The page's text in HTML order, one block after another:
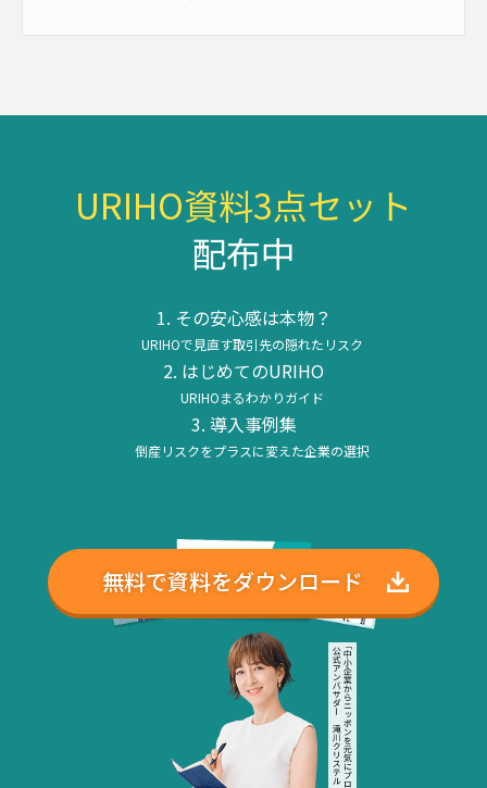
URIHO資料3点セット
配布中
その安心感は本物？
URIHOで見直す取引先の隠れたリスク
はじめてのURIHO
URIHOまるわかりガイド
導入事例集
倒産リスクをプラスに変えた企業の選択
無料で資料をダウンロード